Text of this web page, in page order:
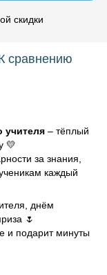
скидки
сравнению
– тёплый
💛
за знания,
каждый
днём
🌷
и подарит минуты